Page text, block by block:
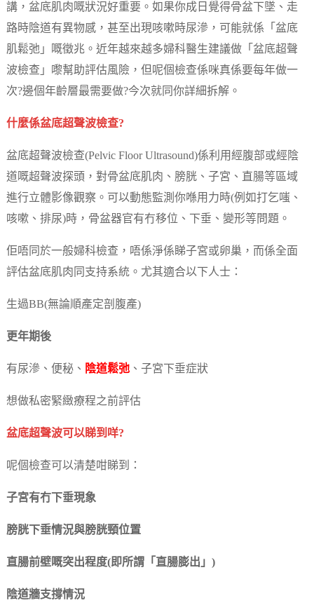
講，盆底肌肉嘅狀況好重要。如果你成日覺得骨盆下墜、走
路時陰道有異物感，甚至出現咳嗽時尿滲，可能就係「盆底
肌鬆弛」嘅徵兆。近年越來越多婦科醫生建議做「盆底超聲
波檢查」嚟幫助評估風險，但呢個檢查係咪真係要每年做一
次?邊個年齡層最需要做?今次就同你詳細拆解。
什麼係盆底超聲波檢查?
盆底超聲波檢查(Pelvic Floor Ultrasound)係利用經腹部或經陰
道嘅超聲波探頭，對骨盆底肌肉、膀胱、子宮、直腸等區域
進行立體影像觀察。可以動態監測你喺用力時(例如打乞嗤、
咳嗽、排尿)時，骨盆器官有冇移位、下垂、變形等問題。
佢唔同於一般婦科檢查，唔係淨係睇子宮或卵巢，而係全面
評估盆底肌肉同支持系統。尤其適合以下人士：
生過BB(無論順產定剖腹產)
更年期後
有尿滲、便秘、 陰道鬆弛、子宮下垂症狀
想做私密緊緻療程之前評估
盆底超聲波可以睇到咩?
呢個檢查可以清楚咁睇到：
子宮有冇下垂現象
膀胱下垂情況與膀胱頸位置
直腸前壁嘅突出程度(即所謂「直腸膨出」)
陰道牆支撐情況